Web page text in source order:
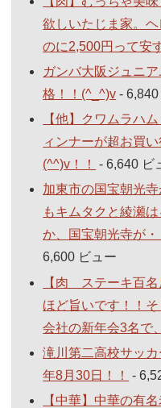
欲しいたじま家。
のに2,500円って安
ガンバ大阪ジュニ
格！！(^_^)v -
【他】クワムラ
ィンナーが超お買
(^^)v！！
- 6,640 ビ
加東市の国宝朝光
もキムタクと綾瀬
か、国宝朝光寺が
6,600 ビュー
【肉 ステーキ百
ほど旨いです！！
会社の新年会3名で
滝川第二高校サッ
年8月30日！！
-
【中華】中華の